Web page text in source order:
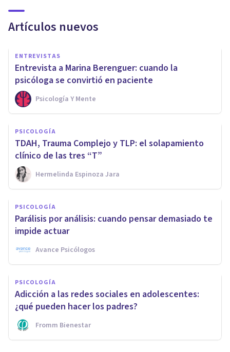
Artículos nuevos
ENTREVISTAS
Entrevista a Marina Berenguer: cuando la
psicóloga se convirtió en paciente
Psicología Y Mente
PSICOLOGÍA
TDAH, Trauma Complejo y TLP: el solapamiento
clínico de las tres “T”
Hermelinda Espinoza Jara
PSICOLOGÍA
Parálisis por análisis: cuando pensar demasiado te
impide actuar
Avance Psicólogos
PSICOLOGÍA
Adicción a las redes sociales en adolescentes:
¿qué pueden hacer los padres?
Fromm Bienestar